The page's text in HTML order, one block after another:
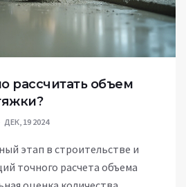
рассчитать объем
ДЕК, 19 2024
этап в строительстве и
точного расчета объема